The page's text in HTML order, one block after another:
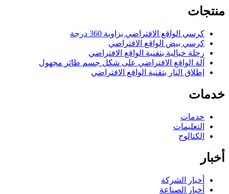
منتجات
كرسي الواقع الافتراضي بزاوية 360 درجة
كرسي بيض الواقع الافتراضي
رحلة خيالية بتقنية الواقع الافتراضي
آلة الواقع الافتراضي على شكل جسم طائر مجهول
إطلاق النار بتقنية الواقع الافتراضي
خدمات
خدمات
التعليمات
الكتالوج
أخبار
أخبار الشركة
أخبار الصناعة